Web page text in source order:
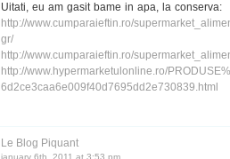
Uitati, eu am gasit bame in apa, la conserva:
http://www.cumparaieftin.ro/
gr/
http://www.cumparaieftin.ro/
http://www.hypermarketulonline.ro/
6d2ce3caa6e009f40d7695dd2e730839.html
Le Blog Piquant
january 6th, 2011 at 3:53 pm